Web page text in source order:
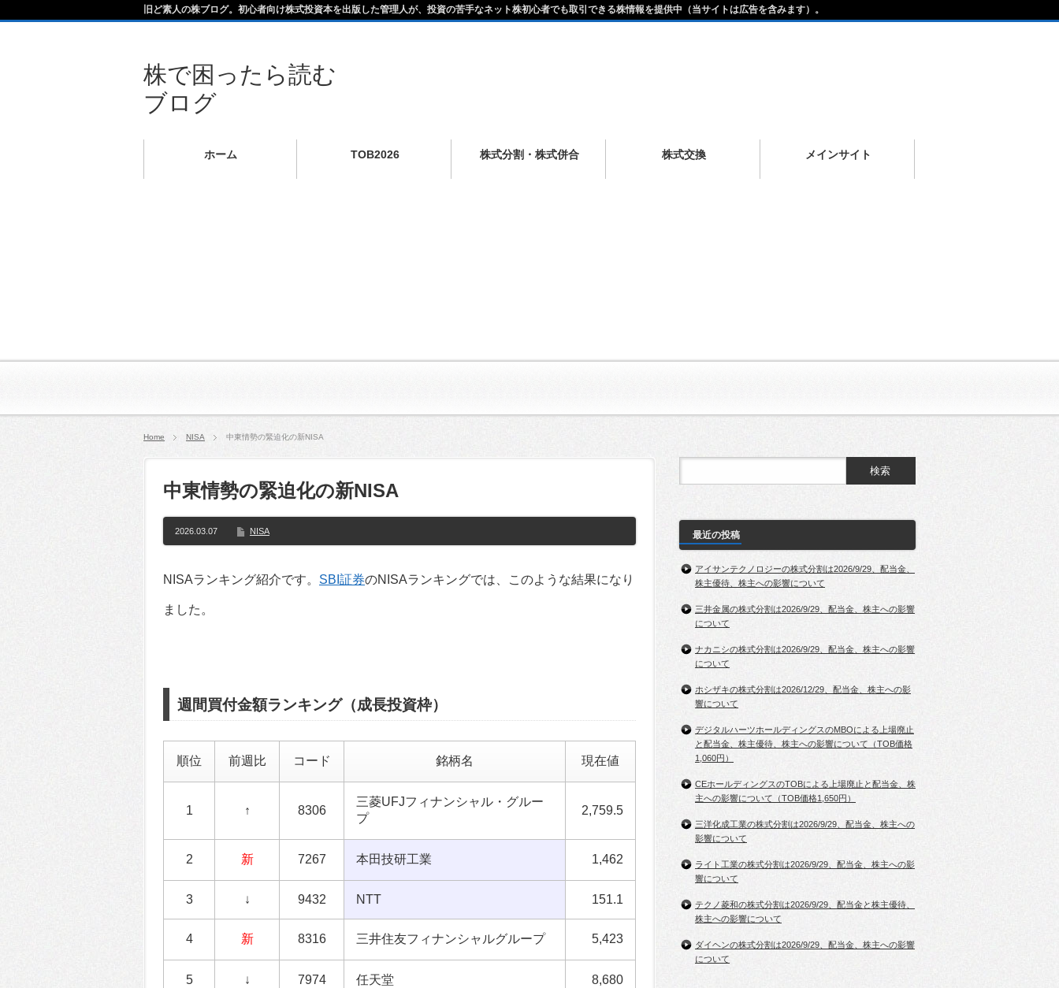
株で困ったら読む
ブログ
ホーム TOB2026 株式分割・株式併合 株式交換 メインサイト
旧ど素人の株ブログ。初心者向け株式投資本を出版した管理人が、投資の苦手なネット株初心者でも取引できる株情報を提供中（当サイトは広告を含みます）。
Home NISA 中東情勢の緊迫化の新NISA
中東情勢の緊迫化の新NISA
2026.03.07 NISA
NISAランキング紹介です。 SBI証券のNISAランキングでは、このような結果になり
ました。
週間買付金額ランキング（成長投資枠）
順位 前週比 コード 銘柄名 現在値
1 ↑ 8306
三菱UFJフィナンシャル・グルー
プ
2,759.5
2 新 7267 本田技研工業 1,462
3 ↓ 9432 NTT 151.1
4 新 8316 三井住友フィナンシャルグループ 5,423
5 ↓ 7974 任天堂 8,680
最近の投稿
アイサンテクノロジーの株式分割は2026/9/29、配当金、
株主優待、株主への影響について
三井金属の株式分割は2026/9/29、配当金、株主への影響
について
ナカニシの株式分割は2026/9/29、配当金、株主への影響
について
ホシザキの株式分割は2026/12/29、配当金、株主への影
響について
デジタルハーツホールディングスのMBOによる上場廃止
と配当金、株主優待、株主への影響について（TOB価格
1,060円）
CEホールディングスのTOBによる上場廃止と配当金、株
主への影響について（TOB価格1,650円）
三洋化成工業の株式分割は2026/9/29、配当金、株主への
影響について
ライト工業の株式分割は2026/9/29、配当金、株主への影
響について
テクノ菱和の株式分割は2026/9/29、配当金と株主優待、
株主への影響について
ダイヘンの株式分割は2026/9/29、配当金、株主への影響
について